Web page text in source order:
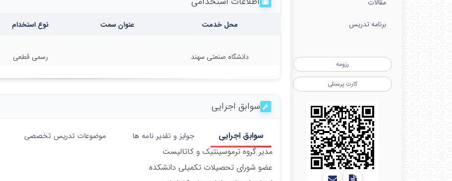
مقالات
برنامه تدریس
رزومه
کارت پرسنلی
محل خدمت عنوان سمت نوع استخدام
دانشگاه صنعتی سهند رسمی قطعی
سوابق اجرایی
سوابق اجرایی جوایز و تقدیر نامه ها موضوعات تدریس تخصصی
مدیر گروه ترموسینتیک و کاتالیست
عضو شورای تحصیلات تکمیلی دانشکده